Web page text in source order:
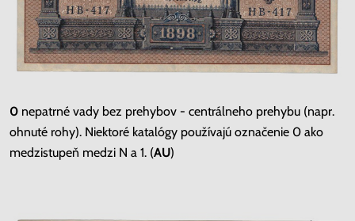
0 nepatrné vady bez prehybov - centrálneho prehybu (napr.
ohnuté rohy). Niektoré katalógy používajú označenie 0 ako
medzistupeň medzi N a 1. (AU)